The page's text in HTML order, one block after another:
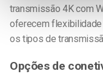
transmissão 4K com
oferecem
os tipos de
Opções de